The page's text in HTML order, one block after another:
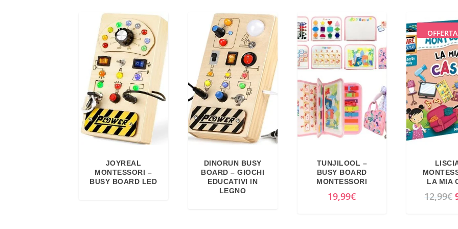
z
z
o
o
r
i
g
i
l
e
e
JOYREAL
MONTESSORI –
BUSY BOARD LED
DINORUN BUSY
BOARD – GIOCHI
EDUCATIVI IN
LEGNO
TUNJILOOL –
BUSY BOARD
MONTESSORI
19,99€
OFFERTA
LA MIA
12,99€I